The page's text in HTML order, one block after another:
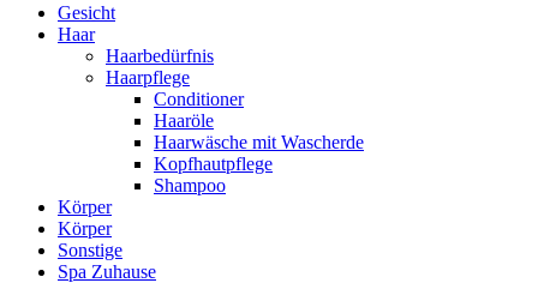
Gesicht
Haar
Haarbedürfnis
Haarpflege
Conditioner
Haaröle
Haarwäsche mit Wascherde
Kopfhautpflege
Shampoo
Körper
Körper
Sonstige
Spa Zuhause